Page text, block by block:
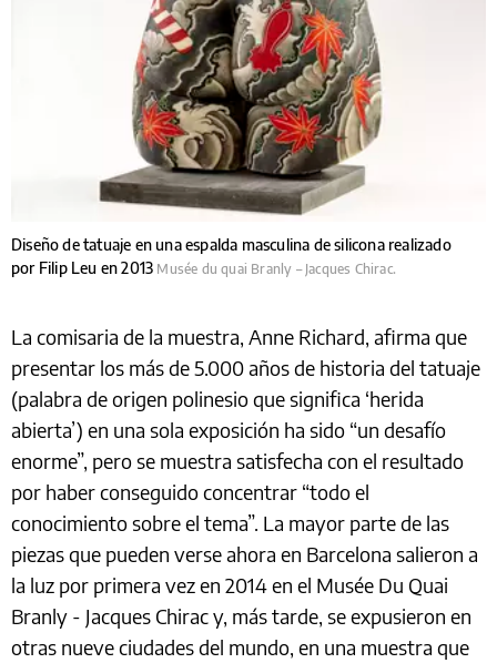
Diseño de tatuaje en una espalda masculina de silicona realizado
por Filip Leu en 2013 Musée du quai Branly – Jacques Chirac.
La comisaria de la muestra, Anne Richard, afirma que
presentar los más de 5.000 años de historia del tatuaje
(palabra de origen polinesio que significa ‘herida
abierta’) en una sola exposición ha sido “un desafío
enorme”, pero se muestra satisfecha con el resultado
por haber conseguido concentrar “todo el
conocimiento sobre el tema”. La mayor parte de las
piezas que pueden verse ahora en Barcelona salieron a
la luz por primera vez en 2014 en el Musée Du Quai
Branly - Jacques Chirac y, más tarde, se expusieron en
otras nueve ciudades del mundo, en una muestra que